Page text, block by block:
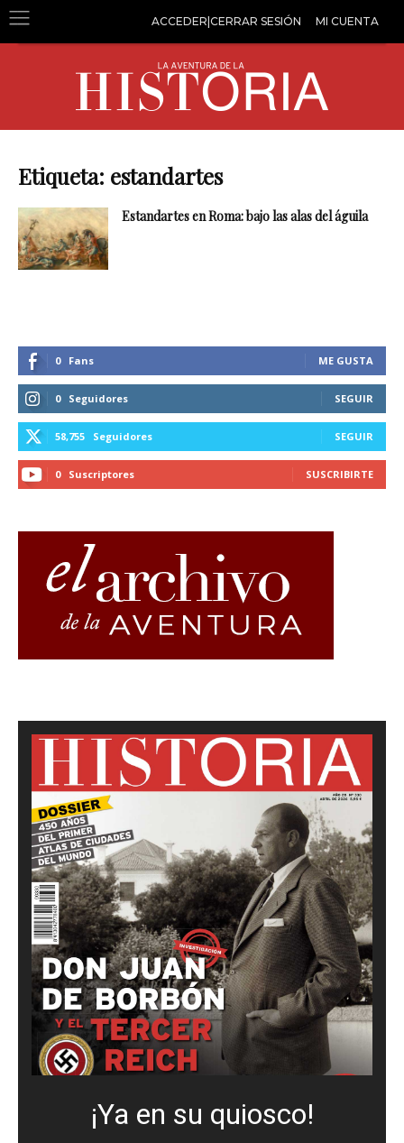
ACCEDER|CERRAR SESIÓN MI CUENTA
Etiqueta: estandartes
Estandartes en Roma: bajo las alas del águila
0 Fans ME GUSTA
0 Seguidores SEGUIR
58,755 Seguidores SEGUIR
0 Suscriptores SUSCRIBIRTE
¡Ya en su quiosco!